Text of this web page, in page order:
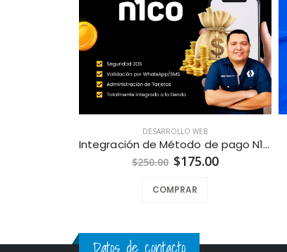
DESARROLLO WEB
Integración de Método de pago N1co CheckoutLink para Tiendas en Línea a la Medida
$250.00 $175.00
COMPRAR